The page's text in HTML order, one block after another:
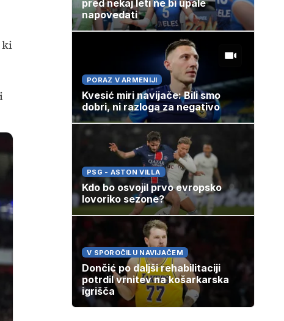
ki
pred nekaj leti ne bi upale
napovedati
PORAZ V ARMENIJI
Kvesić miri navijače: Bili smo
dobri, ni razloga za negativo
PSG - ASTON VILLA
Kdo bo osvojil prvo evropsko
lovoriko sezone?
V SPOROČILU NAVIJAČEM
Dončić po daljši rehabilitaciji
potrdil vrnitev na košarkarska
igrišča